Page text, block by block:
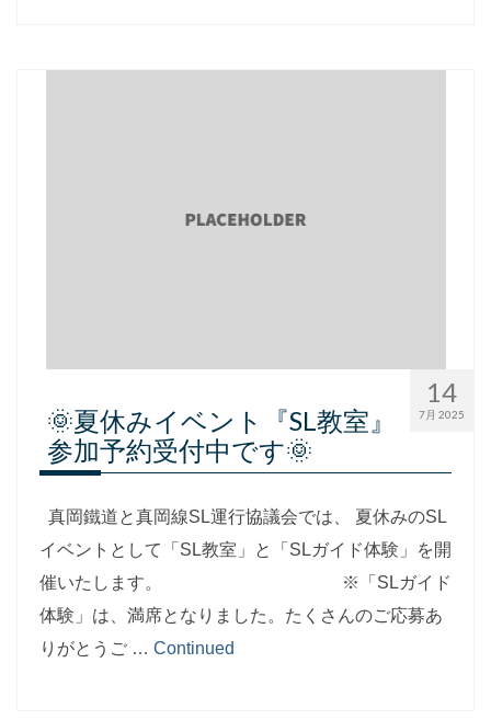
14
7月 2025
🌞夏休みイベント『SL教室』
参加予約受付中です🌞
真岡鐵道と真岡線SL運行協議会では、 夏休みのSL
イベントとして「SL教室」と「SLガイド体験」を開
催いたします。 ※「SLガイド
体験」は、満席となりました。たくさんのご応募あ
りがとうご … Continued